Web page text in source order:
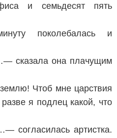
и семьдесят пять
поколебалась и
сказала она плачущим
Чтоб мне царствия
я подлец какой, что
согласилась артистка.